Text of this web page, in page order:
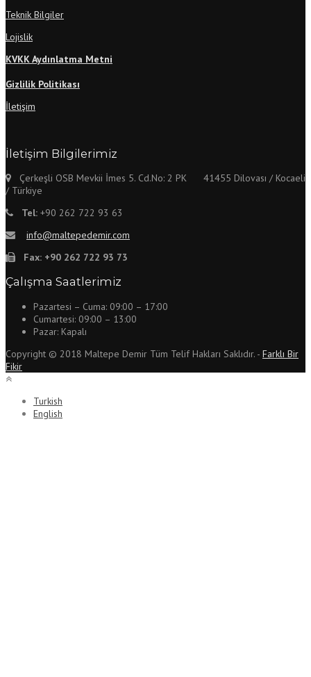
Teknik Bilgiler
Lojislik
KVKK Aydınlatma Metni
Gizlilik Politikası
İletişim
İletişim Bilgilerimiz
Çerkeşli OSB Mevkii İmes 5. Cd.No: 2 PK 41455 Dilovası / Kocaeli
/ Türkiye
Tel: +90 262 722 93 63
info@maltepedemir.com
Fax: +90 262 722 93 73
Çalışma Saatlerimiz
Pazartesi – Cuma: 09:00 – 17:00
Cumartesi: 09:00 – 13:00
Pazar: Kapalı
Copyright © 2018 Maltepe Demir Tüm Telif Hakları Saklıdır. - Farklı Bir
Fikir
Turkish
English